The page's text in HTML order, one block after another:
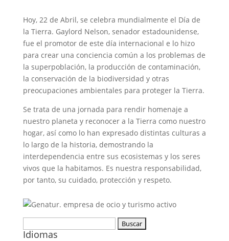
Hoy, 22 de Abril, se celebra mundialmente el Día de
la Tierra. Gaylord Nelson, senador estadounidense,
fue el promotor de este día internacional e lo hizo
para crear una conciencia común a los problemas de
la superpoblación, la producción de contaminación,
la conservación de la biodiversidad y otras
preocupaciones ambientales para proteger la Tierra.
Se trata de una jornada para rendir homenaje a
nuestro planeta y reconocer a la Tierra como nuestro
hogar, así como lo han expresado distintas culturas a
lo largo de la historia, demostrando la
interdependencia entre sus ecosistemas y los seres
vivos que la habitamos. Es nuestra responsabilidad,
por tanto, su cuidado, protección y respeto.
Idiomas